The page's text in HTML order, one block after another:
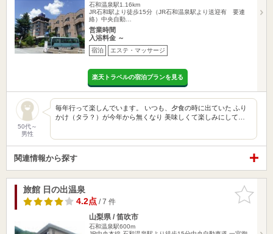
石和温泉駅1.16km
JR石和駅より徒歩15分（JR石和温泉駅より送迎有 要連
絡）中央自動…
営業時間
入浴料金 ～
宿泊 エステ・マッサージ
楽天トラベルの宿泊プランを見る
50代～
男性
毎年行って楽しんでいます。 いつも、夕食の時に出ていた ふり
かけ（タラ？）が今年から無くなり 美味しくて楽しみにして…
関連情報から探す
お気に入
りに追加
旅館 日の出温泉
4.2点/ 7 件
山梨県 / 笛吹市
石和温泉駅600m